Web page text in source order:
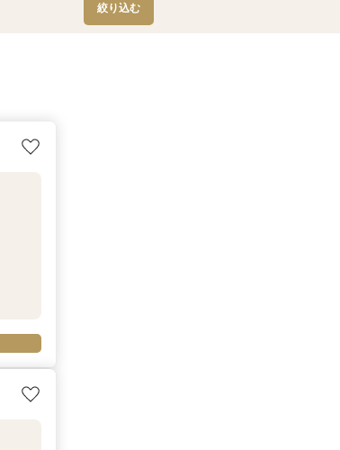
絞り込む